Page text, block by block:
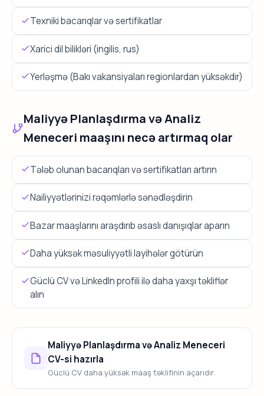
Texniki bacarıqlar və sertifikatlar
Xarici dil bilikləri (ingilis, rus)
Yerləşmə (Bakı vakansiyaları regionlardan yüksəkdir)
Maliyyə Planlaşdırma və Analiz
Meneceri maaşını necə artırmaq olar
Tələb olunan bacarıqları və sertifikatları artırın
Nailiyyətlərinizi rəqəmlərlə sənədləşdirin
Bazar maaşlarını araşdırıb əsaslı danışıqlar aparın
Daha yüksək məsuliyyətli layihələr götürün
Güclü CV və LinkedIn profili ilə daha yaxşı təkliflər
alın
Maliyyə Planlaşdırma və Analiz Meneceri
CV-si hazırla
Güclü CV daha yüksək maaş təklifinin açarıdır.